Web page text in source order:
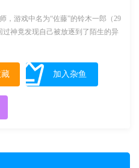
，游戏中名为“佐藤”的铃木一郎（29
神竟发现自己被放逐到了陌生的异
后宫”的异世界冒险故事就此展开。
加入杂鱼